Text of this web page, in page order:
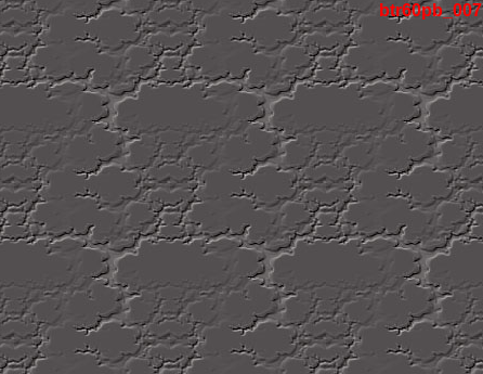
btr60pb_007